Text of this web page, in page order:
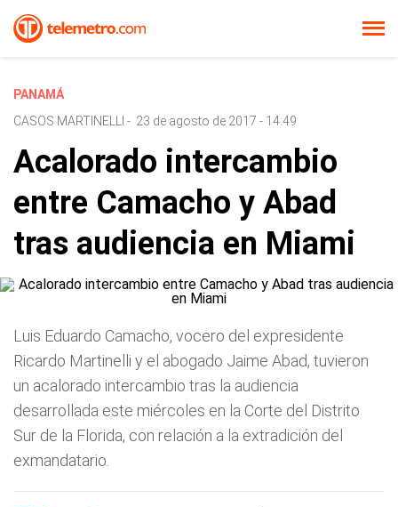
PANAMÁ
CASOS MARTINELLI
- 23 de agosto de 2017 - 14:49
Acalorado intercambio
entre Camacho y Abad
tras audiencia en Miami
Luis Eduardo Camacho, vocero del expresidente
Ricardo Martinelli y el abogado Jaime Abad, tuvieron
un acalorado intercambio tras la audiencia
desarrollada este miércoles en la Corte del Distrito
Sur de la Florida, con relación a la extradición del
exmandatario.